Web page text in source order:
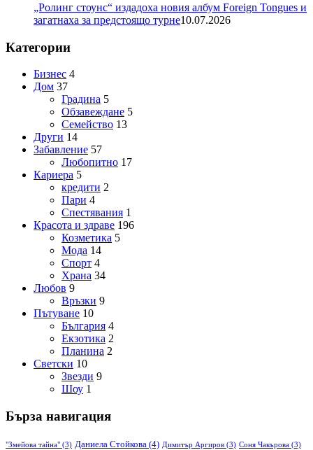
„Ролинг стоунс“ издадоха новия албум Foreign Tongues и
загатнаха за предстоящо турне10.07.2026
Категории
Бизнес 4
Дом 37
Градина 5
Обзавеждане 5
Семейство 13
Други 14
Забавление 57
Любопитно 17
Кариера 5
кредити 2
Пари 4
Спестявания 1
Красота и здраве 196
Козметика 5
Мода 14
Спорт 4
Храна 34
Любов 9
Връзки 9
Пътуване 10
България 4
Екзотика 2
Планина 2
Светски 10
Звезди 9
Шоу 1
Бърза навигация
"Змейова тайна" (3) Даниела Стойкова (4) Димитър Аргиров (3) Соня Чакърова (3)